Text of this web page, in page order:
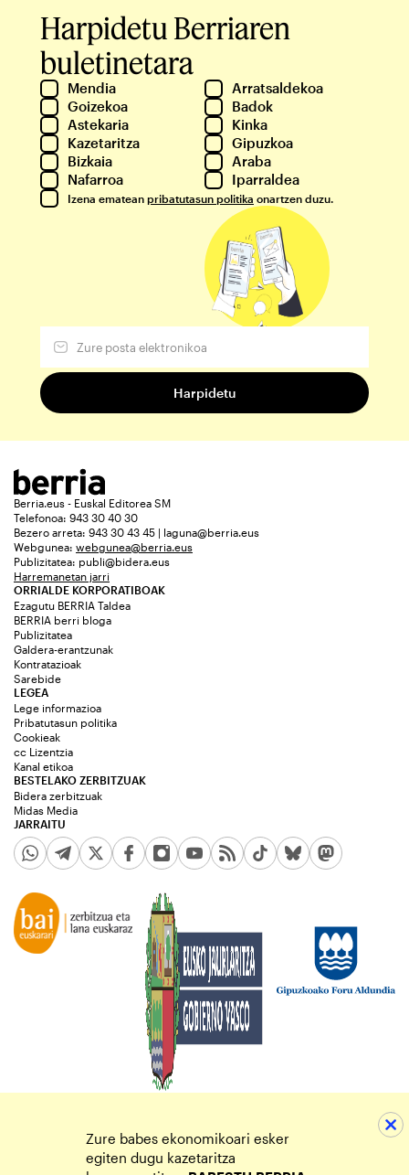
Harpidetu Berriaren
buletinetara
Mendia
Arratsaldekoa
Goizekoa
Badok
Astekaria
Kinka
Kazetaritza
Gipuzkoa
Bizkaia
Araba
Nafarroa
Iparraldea
Izena ematean pribatutasun politika onartzen duzu.
Berria.eus - Euskal Editorea SM
Telefonoa: 943 30 40 30
Bezero arreta: 943 30 43 45 | laguna@berria.eus
Webgunea: webgunea@berria.eus
Publizitatea: publi@bidera.eus
Harremanetan jarri
ORRIALDE KORPORATIBOAK
Ezagutu BERRIA Taldea
BERRIA berri bloga
Publizitatea
Galdera-erantzunak
Kontratazioak
Sarebide
JARRAITU
LEGEA
Lege informazioa
Pribatutasun politika
Cookieak
cc Lizentzia
Kanal etikoa
BESTELAKO ZERBITZUAK
Bidera zerbitzuak
Midas Media
Zure babes ekonomikoari esker
egiten dugu kazetaritza